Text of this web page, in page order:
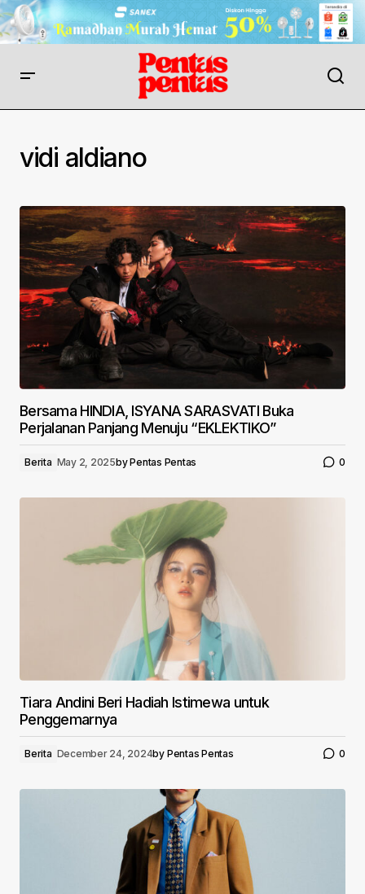
vidi aldiano
Bersama HINDIA, ISYANA SARASVATI Buka
Perjalanan Panjang Menuju “EKLEKTIKO”
Berita May 2, 2025byPentas Pentas 0
Tiara Andini Beri Hadiah Istimewa untuk
Penggemarnya
Berita December 24, 2024by Pentas Pentas 0